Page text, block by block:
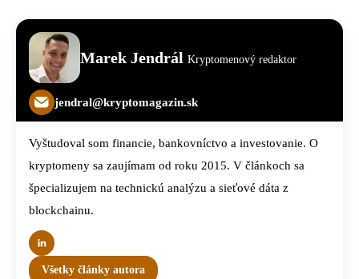
Marek Jendrál Kryptomenový redaktor
jendral@kryptomagazin.sk
Vyštudoval som financie, bankovníctvo a investovanie. O
kryptomeny sa zaujímam od roku 2015. V článkoch sa
špecializujem na technickú analýzu a sieťové dáta z
blockchainu.
Všetky články autora